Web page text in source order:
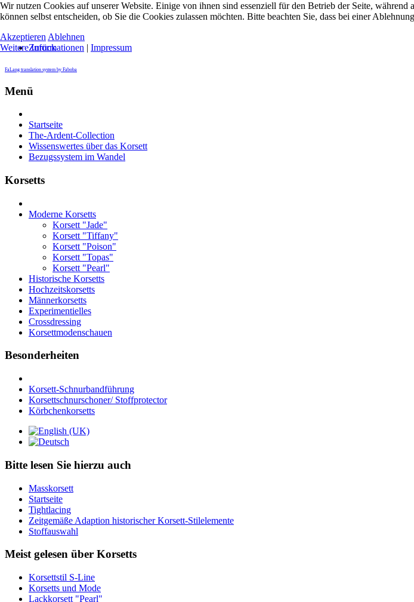
Zurück
FaLang translation system by Faboba
Menü
Startseite
The-Ardent-Collection
Wissenswertes über das Korsett
Bezugssystem im Wandel
Korsetts
Moderne Korsetts
Korsett "Jade"
Korsett "Tiffany"
Korsett "Poison"
Korsett "Topas"
Korsett "Pearl"
Historische Korsetts
Hochzeitskorsetts
Männerkorsetts
Experimentielles
Crossdressing
Korsettmodenschauen
Besonderheiten
Korsett-Schnurbandführung
Korsettschnurschoner/ Stoffprotector
Körbchenkorsetts
Bitte lesen Sie hierzu auch
Masskorsett
Startseite
Tightlacing
Zeitgemäße Adaption historischer Korsett-Stilelemente
Stoffauswahl
Meist gelesen über Korsetts
Korsettstil S-Line
Korsetts und Mode
Lackkorsett "Pearl"
Wir nutzen Cookies auf unserer Website. Einige von ihnen sind essenziell für den Betrieb der Seite,
können selbst entscheiden, ob Sie die Cookies zulassen möchten. Bitte beachten Sie, dass bei einer
Akzeptieren Ablehnen
Weitere Informationen | Impressum